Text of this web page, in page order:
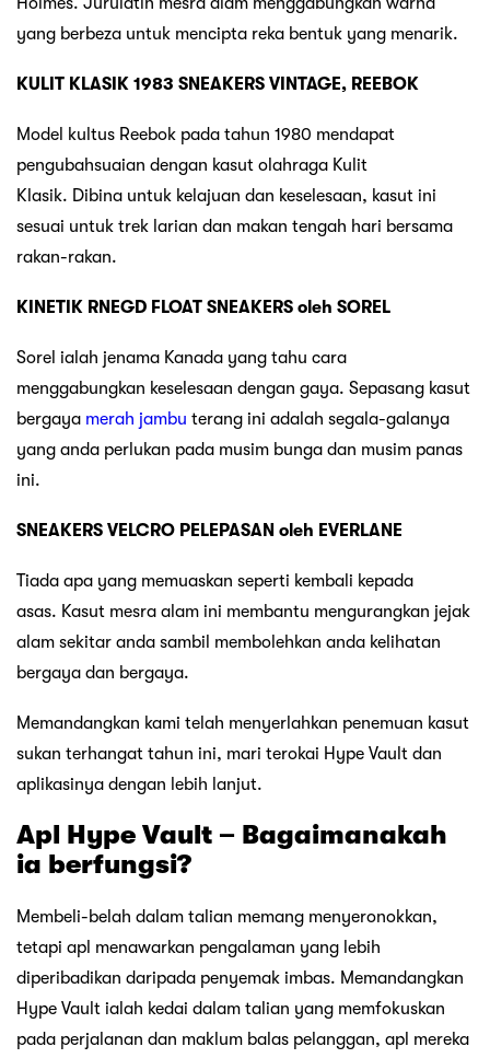
yang berbeza untuk mencipta reka bentuk yang menarik.
KULIT KLASIK 1983 SNEAKERS VINTAGE, REEBOK
Model kultus Reebok pada tahun 1980 mendapat
pengubahsuaian dengan kasut olahraga Kulit
Klasik. Dibina untuk kelajuan dan keselesaan, kasut ini
sesuai untuk trek larian dan makan tengah hari bersama
rakan-rakan.
KINETIK RNEGD FLOAT SNEAKERS oleh SOREL
Sorel ialah jenama Kanada yang tahu cara
menggabungkan keselesaan dengan gaya. Sepasang kasut
bergaya merah jambu terang ini adalah segala-galanya
yang anda perlukan pada musim bunga dan musim panas
ini.
SNEAKERS VELCRO PELEPASAN oleh EVERLANE
Tiada apa yang memuaskan seperti kembali kepada
asas. Kasut mesra alam ini membantu mengurangkan jejak
alam sekitar anda sambil membolehkan anda kelihatan
bergaya dan bergaya.
Memandangkan kami telah menyerlahkan penemuan kasut
sukan terhangat tahun ini, mari terokai Hype Vault dan
aplikasinya dengan lebih lanjut.
Apl Hype Vault – Bagaimanakah
ia berfungsi?
Membeli-belah dalam talian memang menyeronokkan,
tetapi apl menawarkan pengalaman yang lebih
diperibadikan daripada penyemak imbas. Memandangkan
Hype Vault ialah kedai dalam talian yang memfokuskan
pada perjalanan dan maklum balas pelanggan, apl mereka